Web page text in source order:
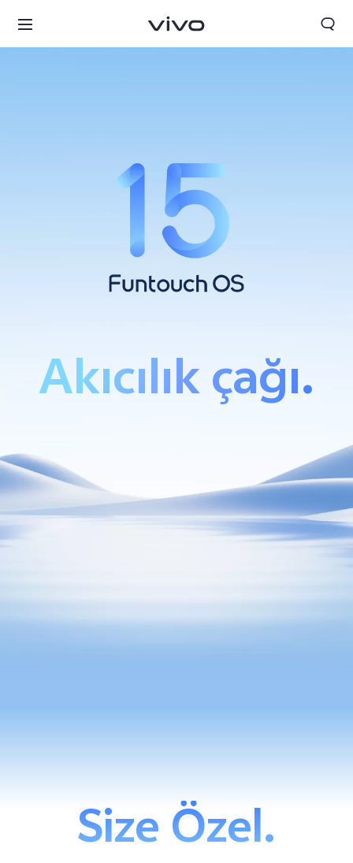
Türkiye | Ülke/bölge seçin
Akıcılık çağı.
Size Özel.